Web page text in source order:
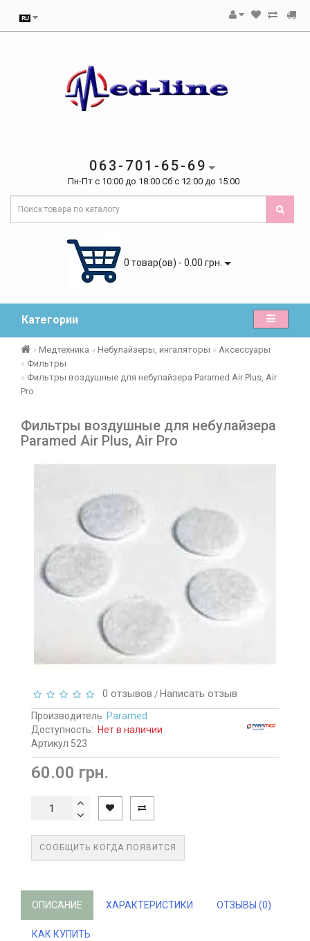
063-701-65-69
Пн-Пт с 10:00 до 18:00 Сб с 12:00 до 15:00
0 товар(ов) - 0.00 грн.
Категории
Медтехника Небулайзеры, ингаляторы
Аксессуары
Фильтры
Фильтры воздушные для небулайзера Paramed Air Plus, Air
Pro
Фильтры воздушные для небулайзера
Paramed Air Plus, Air Pro
0 отзывов / Написать отзыв
Производитель Paramed
Доступность: Нет в наличии
Артикул 523
60.00 грн.
СООБЩИТЬ КОГДА ПОЯВИТСЯ
ОПИСАНИЕ ХАРАКТЕРИСТИКИ ОТЗЫВЫ (0)
КАК КУПИТЬ